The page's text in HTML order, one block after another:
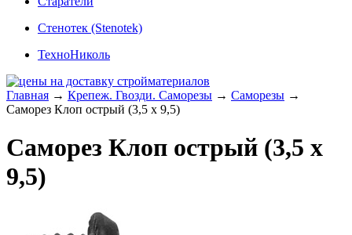
Стенотек (Stenotek)
ТехноНиколь
Главная → Крепеж. Гвозди. Саморезы → Саморезы →
Саморез Клоп острый (3,5 х 9,5)
Саморез Клоп острый (3,5 х
9,5)